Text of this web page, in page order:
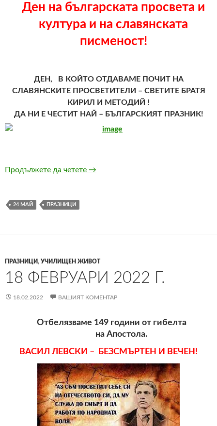
Ден на българската просвета и
култура и на славянската
писменост!
ДЕН, В КОЙТО ОТДАВАМЕ ПОЧИТ НА
СЛАВЯНСКИТЕ ПРОСВЕТИТЕЛИ – СВЕТИТЕ БРАТЯ
КИРИЛ И МЕТОДИЙ !
ДА НИ Е ЧЕСТИТ НАЙ – БЪЛГАРСКИЯТ ПРАЗНИК!
Продължете да четете ЧЕСТИТ ПРАЗНИК!
→
24 МАЙ ПРАЗНИЦИ
ПРАЗНИЦИ, УЧИЛИЩЕН ЖИВОТ
18 ФЕВРУАРИ 2022 Г.
18.02.2022 ВАШИЯТ КОМЕНТАР
Отбелязваме 149 години от гибелта
на Апостола.
ВАСИЛ ЛЕВСКИ –
БЕЗСМЪРТЕН И ВЕЧЕН!